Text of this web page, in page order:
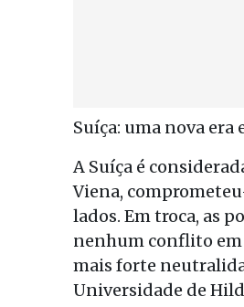
Suíça: uma nova era
A Suíça é
Viena,
lados. Em troca, as
nenhum conflito
mais forte
Universidade de